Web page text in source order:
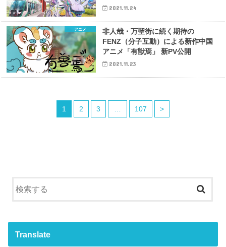
2021.11.24
アニメ
非人哉・万聖街に続く期待の
FENZ（分子互動）による新作中国
アニメ「有獣焉」 新PV公開
2021.11.23
1 2 3 … 107 >
Translate